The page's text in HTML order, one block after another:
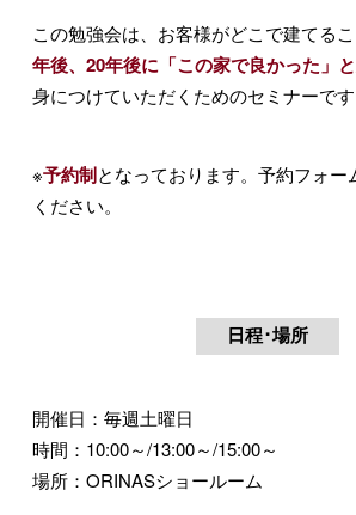
この勉強会は、お客様がどこで建てるこ
年後、20年後に「この家で良かった」
身につけていただくためのセミナーです
※予約制となっております。予約フォー
ください。
日程･場所
開催日：毎週土曜日
時間：10:00～/13:00～/15:00～
場所：ORINASショールーム